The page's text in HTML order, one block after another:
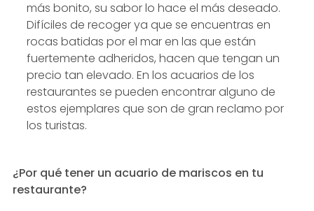
más bonito, su sabor lo hace el más deseado.
Difíciles de recoger ya que se encuentras en
rocas batidas por el mar en las que están
fuertemente adheridos, hacen que tengan un
precio tan elevado. En los acuarios de los
restaurantes se pueden encontrar alguno de
estos ejemplares que son de gran reclamo por
los turistas.
¿Por qué tener un acuario de mariscos en tu
restaurante?